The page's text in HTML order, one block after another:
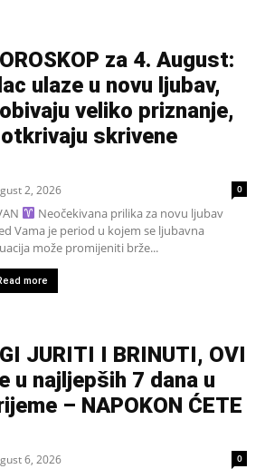
za 4. August:
ulaze u novu ljubav,
veliko priznanje,
skrivene
2, 2026 0
Neočekivana prilika za novu ljubav
Vama je period u kojem se ljubavna
može promijeniti brže...
more
JURITI I BRINUTI, OVI
u najljepših 7 dana u
– NAPOKON ĆETE
6, 2026 0